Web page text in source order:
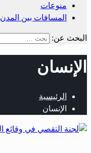
منوعات
المسافات بين المدن
البحث عن:
الإنسان
الرئيسية
الإنسان